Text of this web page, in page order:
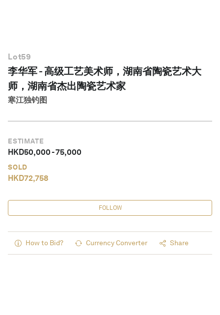
Lot59
李华军 - 高级工艺美术师，湖南省陶瓷艺术大
师，湖南省杰出陶瓷艺术家
寒江独钓图
ESTIMATE
HKD50,000-75,000
SOLD
HKD72,758
FOLLOW
How to Bid? Currency Converter Share